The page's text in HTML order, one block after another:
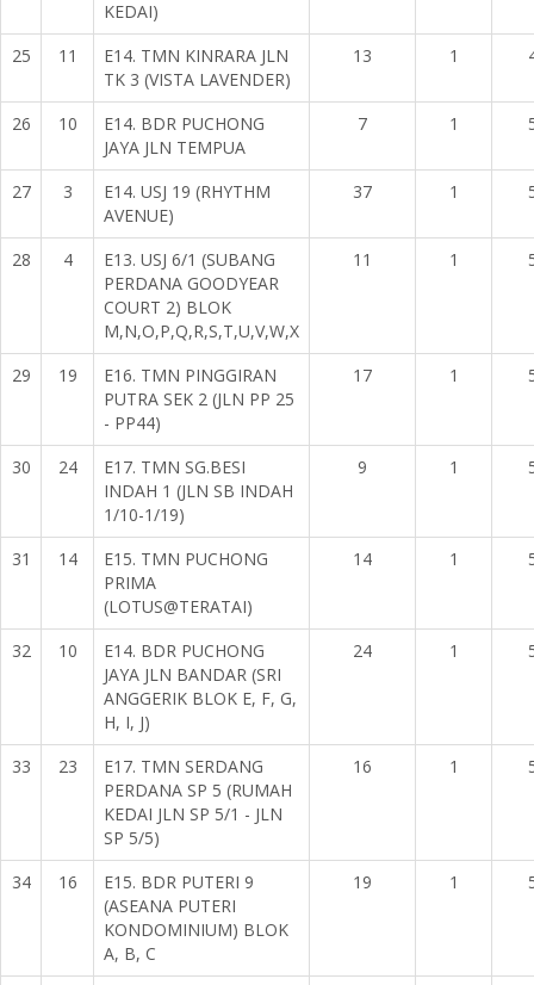
KEDAI)
25
11
E14. TMN KINRARA JLN
TK 3 (VISTA LAVENDER)
13 1
26 10
E14. BDR PUCHONG
JAYA JLN TEMPUA
7 1
27 3
E14. USJ 19 (RHYTHM
AVENUE)
37 1
28 4
E13. USJ 6/1 (SUBANG
PERDANA GOODYEAR
COURT 2) BLOK
M,N,O,P,Q,R,S,T,U,V,W,X
11 1
29 19
E16. TMN PINGGIRAN
PUTRA SEK 2 (JLN PP 25
- PP44)
17 1
30 24
E17. TMN SG.BESI
INDAH 1 (JLN SB INDAH
1/10-1/19)
9 1
31 14
E15. TMN PUCHONG
PRIMA
(LOTUS@TERATAI)
14 1
32 10
E14. BDR PUCHONG
JAYA JLN BANDAR (SRI
ANGGERIK BLOK E, F, G,
H, I, J)
24 1
33 23
E17. TMN SERDANG
PERDANA SP 5 (RUMAH
KEDAI JLN SP 5/1 - JLN
SP 5/5)
16 1
34 16
E15. BDR PUTERI 9
(ASEANA PUTERI
KONDOMINIUM) BLOK
A, B, C
19 1